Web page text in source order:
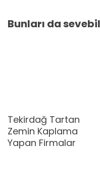
Bunları da
Tekirdağ Tartan
Zemin Kaplama
Yapan Firmalar